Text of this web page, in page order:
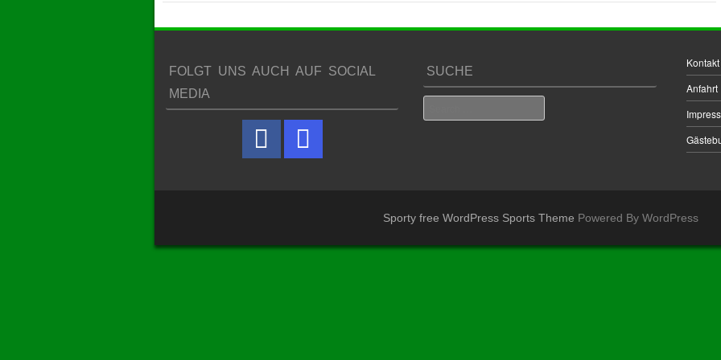
FOLGT UNS AUCH AUF SOCIAL
MEDIA
SUCHE
Kontakt
Anfahrt
Sporty free WordPress Sports Theme Powered By WordPress